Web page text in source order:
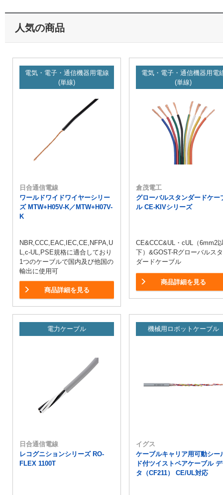
人気の商品
電気・電子・通信機器用電線
(単線)
日合通信電線
ワールドワイドワイヤーシリー
ズ MTW+H05V-K／MTW+H07V-
K
NBR,CCC,EAC,IEC,CE,NFPA,U
L,c-UL,PSE規格に適合しており
1つのケーブルで国内及び他国の
輸出に使用可
商品詳細を見る
電気・電子・通信機器用電
(単線)
倉茂電工
グローバルスタンダードケー
ル CE-KIVシリーズ
CE&CCC&UL・cUL（6mm2
下）&GOST-Rグローバルス
ダードケーブル
商品詳細を見る
電力ケーブル
日合通信電線
レコグニションシリーズ RO-
FLEX 1100T
機械用ロボットケーブル
イグス
ケーブルキャリア用可動シー
ド付ツイストペアケーブル
タ（CF211） CE/UL対応